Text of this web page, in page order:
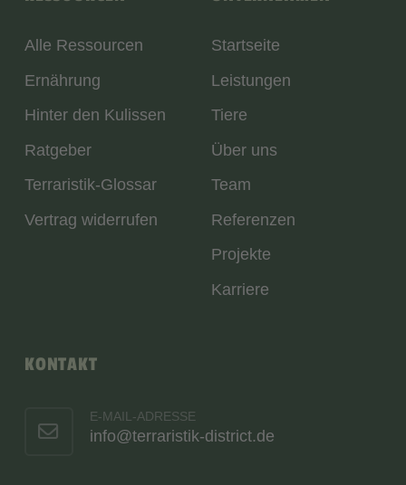
Alle Ressourcen
Ernährung
Hinter den Kulissen
Ratgeber
Terraristik-Glossar
Vertrag widerrufen
Startseite
Leistungen
Tiere
Über uns
Team
Referenzen
Projekte
Karriere
KONTAKT
E-MAIL-ADRESSE
info@terraristik-district.de